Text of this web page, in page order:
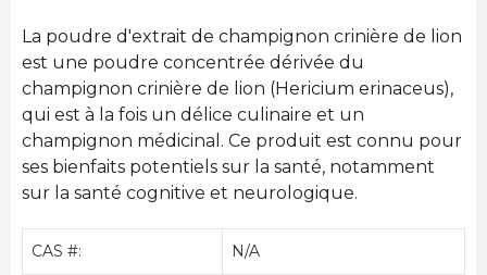
La poudre d'extrait de champignon crinière de lion
est une poudre concentrée dérivée du
champignon crinière de lion (Hericium erinaceus),
qui est à la fois un délice culinaire et un
champignon médicinal. Ce produit est connu pour
ses bienfaits potentiels sur la santé, notamment
sur la santé cognitive et neurologique.
CAS #: N/A